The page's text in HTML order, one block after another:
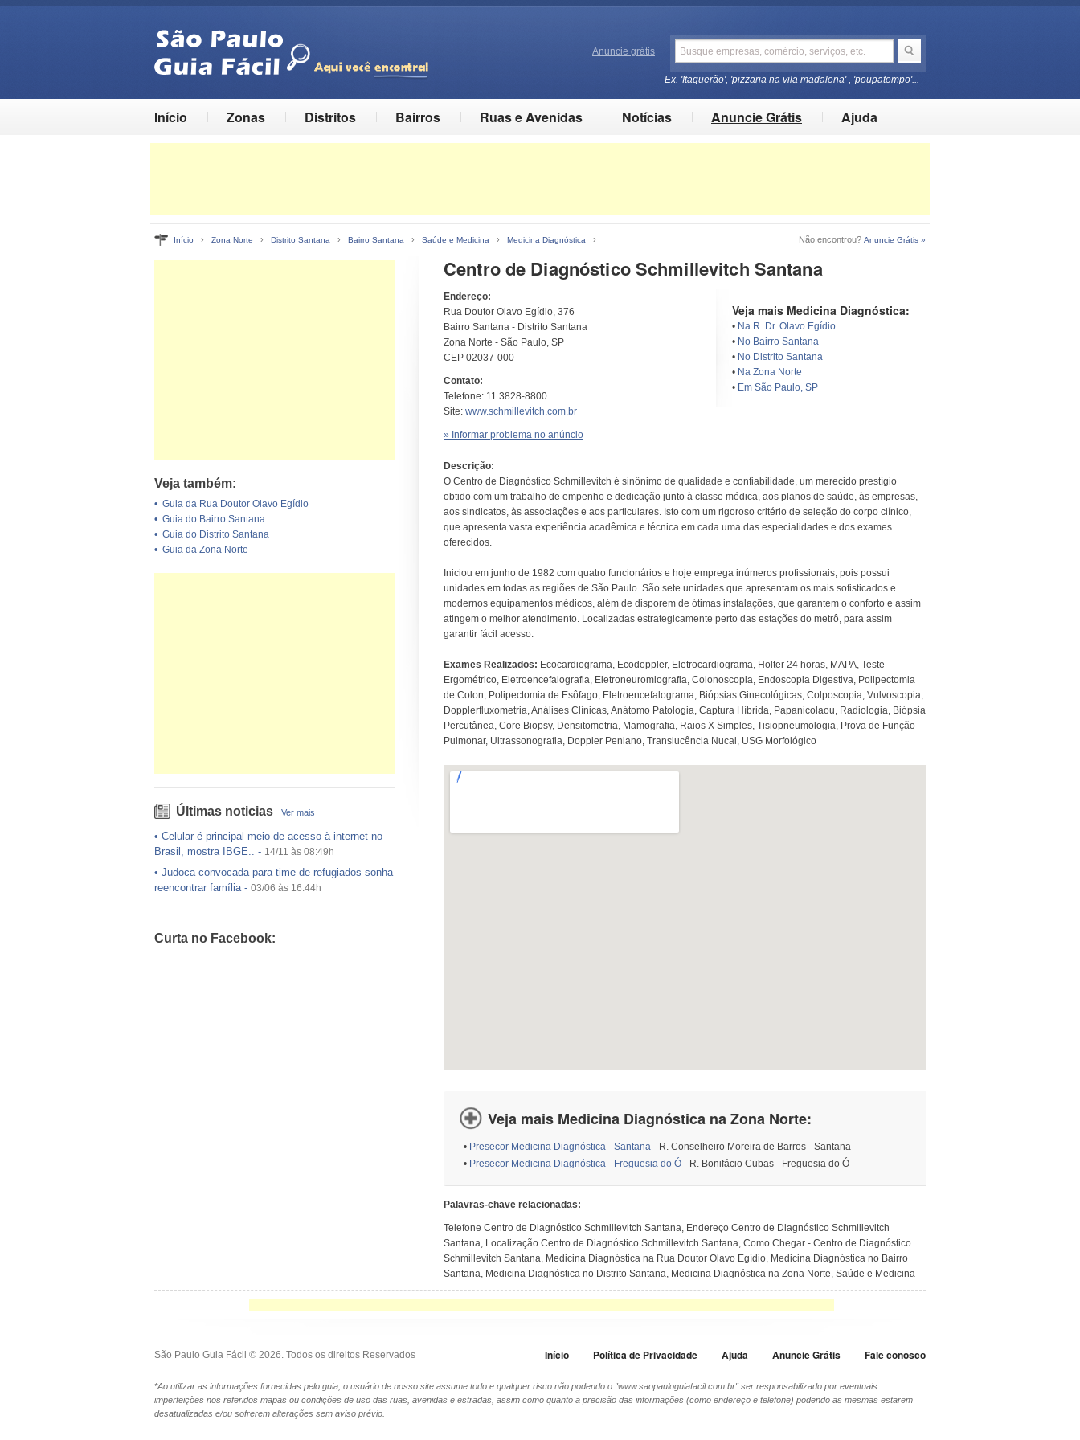
Anuncie grátis
Ex. 'Itaquerão', 'pizzaria na vila madalena' , 'poupatempo'...
Início Zonas Distritos Bairros Ruas e Avenidas Notícias Anuncie Grátis Ajuda
Início › Zona Norte › Distrito Santana › Bairro Santana › Saúde e Medicina › Medicina Diagnóstica › Não encontrou? Anuncie Grátis »
Veja também:
• Guia da Rua Doutor Olavo Egídio
• Guia do Bairro Santana
• Guia do Distrito Santana
• Guia da Zona Norte
Últimas noticias Ver mais
• Celular é principal meio de acesso à internet no
Brasil, mostra IBGE.. - 14/11 às 08:49h
• Judoca convocada para time de refugiados sonha
reencontrar família- 03/06 às 16:44h
•Exército egípcio diz que encontrou destroços de
Curta no Facebook:
Centro de Diagnóstico Schmillevitch Santana
Endereço:
Rua Doutor Olavo Egídio, 376
Bairro Santana - Distrito Santana
Zona Norte - São Paulo, SP
CEP 02037-000
Contato:
Telefone: 11 3828-8800
Site: www.schmillevitch.com.br
» Informar problema no anúncio
Veja mais Medicina Diagnóstica:
• Na R. Dr. Olavo Egídio
• No Bairro Santana
• No Distrito Santana
• Na Zona Norte
• Em São Paulo, SP
Descrição:
O Centro de Diagnóstico Schmillevitch é sinônimo de qualidade e confiabilidade, um merecido prestígio
obtido com um trabalho de empenho e dedicação junto à classe médica, aos planos de saúde, às empresas,
aos sindicatos, às associações e aos particulares. Isto com um rigoroso critério de seleção do corpo clínico,
que apresenta vasta experiência acadêmica e técnica em cada uma das especialidades e dos exames
oferecidos.
Iniciou em junho de 1982 com quatro funcionários e hoje emprega inúmeros profissionais, pois possui
unidades em todas as regiões de São Paulo. São sete unidades que apresentam os mais sofisticados e
modernos equipamentos médicos, além de disporem de ótimas instalações, que garantem o conforto e assim
atingem o melhor atendimento. Localizadas estrategicamente perto das estações do metrô, para assim
garantir fácil acesso.
Exames Realizados: Ecocardiograma, Ecodoppler, Eletrocardiograma, Holter 24 horas, MAPA, Teste
Ergométrico, Eletroencefalografia, Eletroneuromiografia, Colonoscopia, Endoscopia Digestiva, Polipectomia
de Colon, Polipectomia de Esôfago, Eletroencefalograma, Biópsias Ginecológicas, Colposcopia, Vulvoscopia,
Dopplerfluxometria, Análises Clínicas, Anátomo Patologia, Captura Híbrida, Papanicolaou, Radiologia, Biópsia
Percutânea, Core Biopsy, Densitometria, Mamografia, Raios X Simples, Tisiopneumologia, Prova de Função
Pulmonar, Ultrassonografia, Doppler Peniano, Translucência Nucal, USG Morfológico
Veja mais Medicina Diagnóstica na Zona Norte:
• Presecor Medicina Diagnóstica - Santana - R. Conselheiro Moreira de Barros - Santana
• Presecor Medicina Diagnóstica - Freguesia do Ó - R. Bonifácio Cubas - Freguesia do Ó
Palavras-chave relacionadas:
Telefone Centro de Diagnóstico Schmillevitch Santana, Endereço Centro de Diagnóstico Schmillevitch
Santana, Localização Centro de Diagnóstico Schmillevitch Santana, Como Chegar - Centro de Diagnóstico
Schmillevitch Santana, Medicina Diagnóstica na Rua Doutor Olavo Egídio, Medicina Diagnóstica no Bairro
Santana, Medicina Diagnóstica no Distrito Santana, Medicina Diagnóstica na Zona Norte, Saúde e Medicina
São Paulo Guia Fácil © 2026. Todos os direitos Reservados Início Política de Privacidade Ajuda Anuncie Grátis Fale conosco
*Ao utilizar as informações fornecidas pelo guia, o usuário de nosso site assume todo e qualquer risco não podendo o "www.saopauloguiafacil.com.br" ser responsabilizado por eventuais
imperfeições nos referidos mapas ou condições de uso das ruas, avenidas e estradas, assim como quanto a precisão das informações (como endereço e telefone) podendo as mesmas estarem
desatualizadas e/ou sofrerem alterações sem aviso prévio.